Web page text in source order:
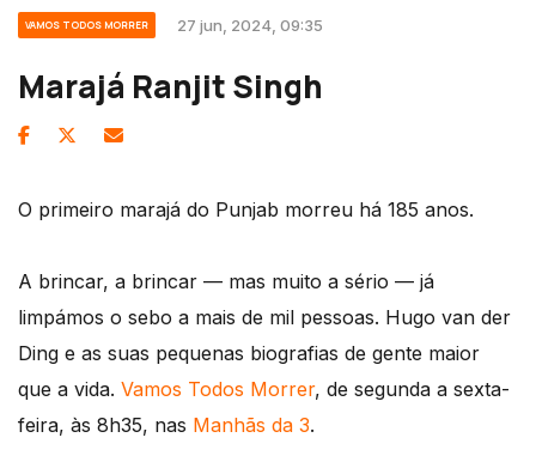
VAMOS TODOS MORRER 27 jun, 2024, 09:35
Marajá Ranjit Singh
O primeiro marajá do Punjab morreu há 185 anos.
A brincar, a brincar — mas muito a sério — já
limpámos o sebo a mais de mil pessoas. Hugo van der
Ding e as suas pequenas biografias de gente maior
que a vida. Vamos Todos Morrer, de segunda a sexta-
feira, às 8h35, nas Manhãs da 3.